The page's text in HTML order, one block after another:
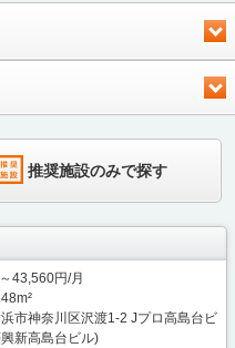
推奨施設のみで探す
43,560円/月
市神奈川区沢渡1-2 Jプロ高島台ビ
新高島台ビル)